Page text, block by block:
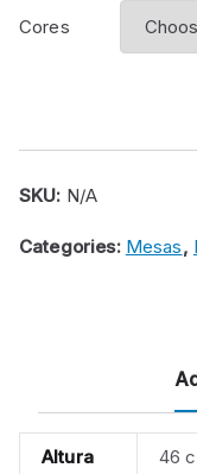
Cores
SKU: N/A
Categories: Mesas,
Altura 46